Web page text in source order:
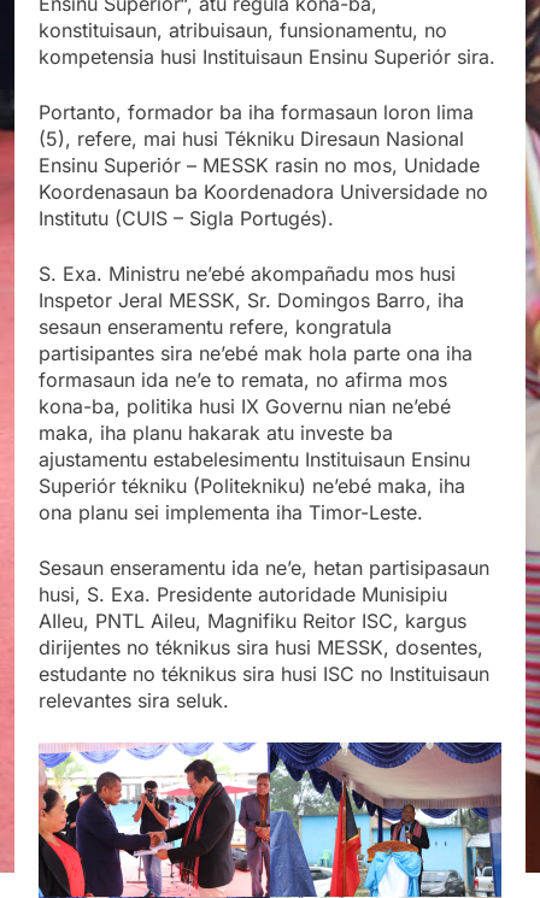
konstituisaun, atribuisaun, funsionamentu, no
kompetensia husi Instituisaun Ensinu Superiór sira.
Portanto, formador ba iha formasaun loron lima
(5), refere, mai husi Tékniku Diresaun Nasional
Ensinu Superiór – MESSK rasin no mos, Unidade
Koordenasaun ba Koordenadora Universidade no
Institutu (CUIS – Sigla Portugés).
S. Exa. Ministru ne’ebé akompañadu mos husi
Inspetor Jeral MESSK, Sr. Domingos Barro, iha
sesaun enseramentu refere, kongratula
partisipantes sira ne’ebé mak hola parte ona iha
formasaun ida ne’e to remata, no afirma mos
kona-ba, politika husi IX Governu nian ne’ebé
maka, iha planu hakarak atu investe ba
ajustamentu estabelesimentu Instituisaun Ensinu
Superiór tékniku (Politekniku) ne’ebé maka, iha
ona planu sei implementa iha Timor-Leste.
Sesaun enseramentu ida ne’e, hetan partisipasaun
husi, S. Exa. Presidente autoridade Munisipiu
AIleu, PNTL Aileu, Magnifiku Reitor ISC, kargus
dirijentes no téknikus sira husi MESSK, dosentes,
estudante no téknikus sira husi ISC no Instituisaun
relevantes sira seluk.